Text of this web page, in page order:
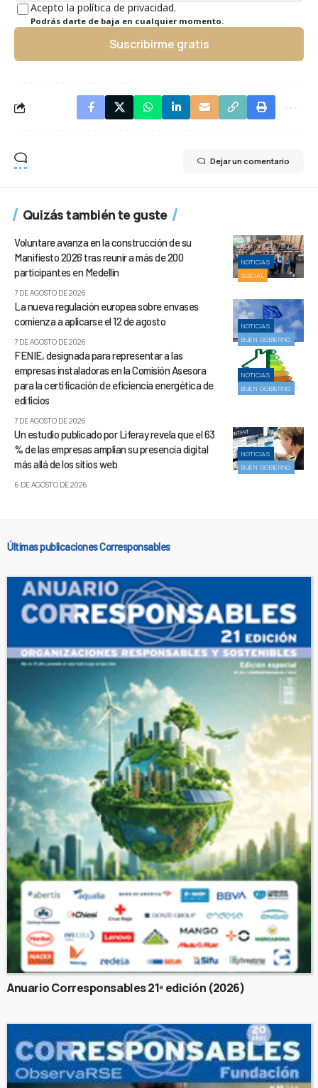
Acepto la política de privacidad.
Podrás darte de baja en cualquier momento.
Suscribirme gratis
Dejar un comentario
Quizás también te guste
NOTICIAS
SOCIAL
Voluntare avanza en la construcción de su
Manifiesto 2026 tras reunir a más de 200
participantes en Medellín
7 DE AGOSTO DE 2026
NOTICIAS
BUEN GOBIERNO
La nueva regulación europea sobre envases
comienza a aplicarse el 12 de agosto
7 DE AGOSTO DE 2026
NOTICIAS
BUEN GOBIERNO
FENIE, designada para representar a las
empresas instaladoras en la Comisión Asesora
para la certificación de eficiencia energética de
edificios
7 DE AGOSTO DE 2026
NOTICIAS
BUEN GOBIERNO
Un estudio publicado por Liferay revela que el 63
% de las empresas amplían su presencia digital
más allá de los sitios web
6 DE AGOSTO DE 2026
Últimas publicaciones Corresponsables
Anuario Corresponsables 21ª edición (2026)